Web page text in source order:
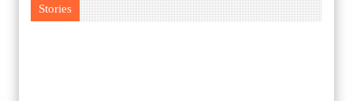
Stories